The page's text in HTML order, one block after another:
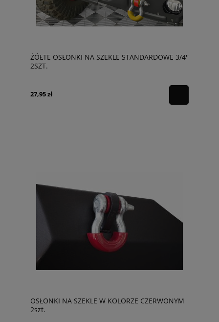
ŻÓŁTE OSŁONKI NA SZEKLE STANDARDOWE 3/4''
2SZT.
27,95 zł
OSŁONKI NA SZEKLE W KOLORZE CZERWONYM
2szt.